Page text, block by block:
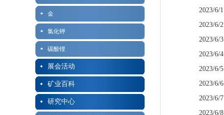
金
氯化钾
碳酸锂
展会活动
矿业百科
研究中心
2023/6/1
2023/6/2
2023/6/3
2023/6/4
2023/6/5
2023/6/6
2023/6/7
2023/6/8